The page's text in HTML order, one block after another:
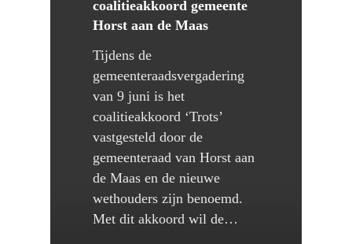
coalitieakkoord gemeente
Horst aan de Maas
Tijdens de
gemeenteraadsvergadering
van 9 juni is het
coalitieakkoord ‘Trots’
vastgesteld door de
gemeenteraad van Horst aan
de Maas en de nieuwe
wethouders zijn benoemd.
Met dit akkoord wil de…
De regio
Participatie
Downloads
Handelsmissies
Sportstimulering
Nieuws
Contact